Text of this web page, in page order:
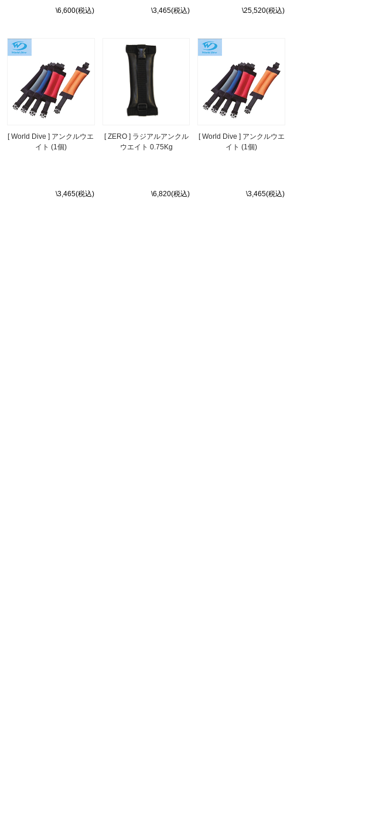
\6,600(税込) \3,465(税込)
\25,520(税込)
[ World Dive ] アンクルウエ
イト (1個)
\3,465(税込)
[ ZERO ] ラジアルアンクル
ウエイト 0.75Kg
\6,820(税込)
[ World Dive ] アンクルウエ
イト (1個)
\3,465(税込)